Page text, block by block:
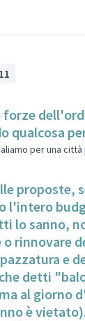
forze
qualcosa
per una città
proposte,
l'intero
lo sanno,
rinnovare
e
detti
al giorno
è